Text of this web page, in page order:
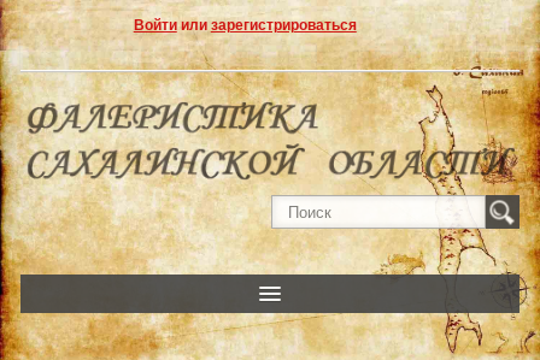
Войтиили зарегистрироваться